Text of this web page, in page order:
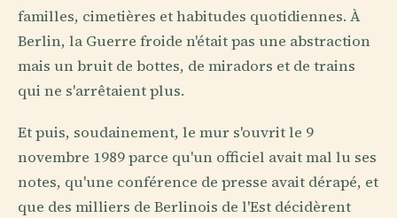
familles, cimetières et habitudes quotidiennes. À
Berlin, la Guerre froide n'était pas une abstraction
mais un bruit de bottes, de miradors et de trains
qui ne s'arrêtaient plus.
Et puis, soudainement, le mur s'ouvrit le 9
novembre 1989 parce qu'un officiel avait mal lu ses
notes, qu'une conférence de presse avait dérapé, et
que des milliers de Berlinois de l'Est décidèrent